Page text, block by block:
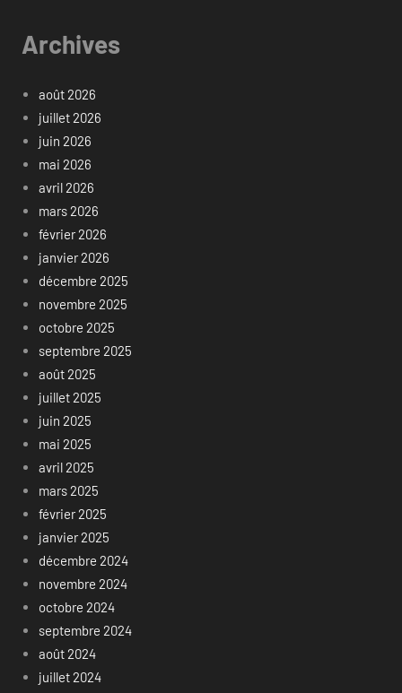
Archives
août 2026
juillet 2026
juin 2026
mai 2026
avril 2026
mars 2026
février 2026
janvier 2026
décembre 2025
novembre 2025
octobre 2025
septembre 2025
août 2025
juillet 2025
juin 2025
mai 2025
avril 2025
mars 2025
février 2025
janvier 2025
décembre 2024
novembre 2024
octobre 2024
septembre 2024
août 2024
juillet 2024